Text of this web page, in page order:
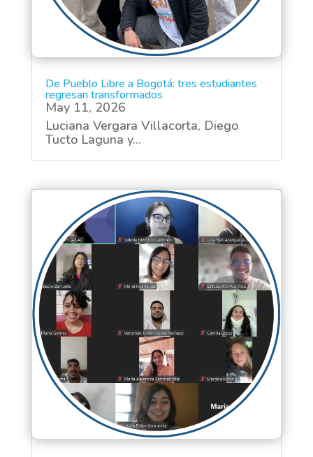
De Pueblo Libre a Bogotá: tres estudiantes
regresan transformados
May 11, 2026
Luciana Vergara Villacorta, Diego
Tucto Laguna y...